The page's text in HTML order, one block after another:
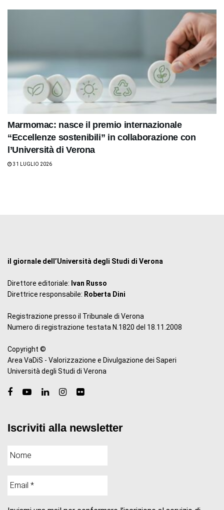
Marmomac: nasce il premio internazionale
“Eccellenze sostenibili” in collaborazione con
l’Università di Verona
31 LUGLIO 2026
il giornale dell’Università degli Studi di Verona
Direttore editoriale: Ivan Russo
Direttrice responsabile: Roberta Dini
Registrazione presso il Tribunale di Verona
Numero di registrazione testata N.1820 del 18.11.2008
Copyright ©
Area VaDiS - Valorizzazione e Divulgazione dei Saperi
Università degli Studi di Verona
Iscriviti alla newsletter